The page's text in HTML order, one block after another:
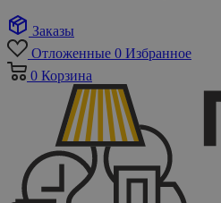
Заказы
Отложенные 0 Избранное
0 Корзина